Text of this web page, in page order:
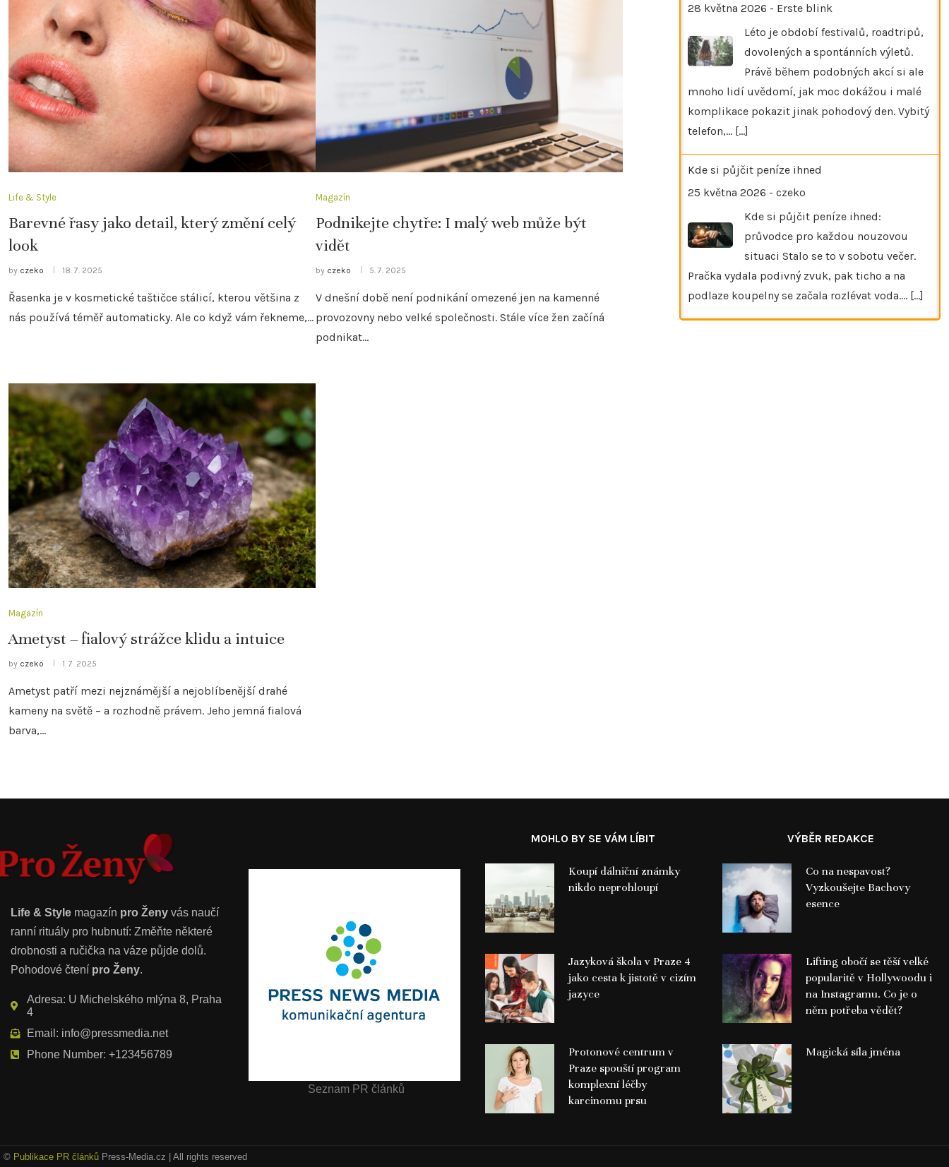
Life & Style
Barevné řasy jako detail, který změní celý
look
by czeko 18. 7. 2025
Řasenka je v kosmetické taštičce stálicí, kterou většina z
nás používá téměř automaticky. Ale co když vám řekneme,…
Magazín
Podnikejte chytře: I malý web může být
vidět
by czeko 5. 7. 2025
V dnešní době není podnikání omezené jen na kamenné
provozovny nebo velké společnosti. Stále více žen začíná
podnikat…
Magazín
Ametyst – fialový strážce klidu a intuice
by czeko 1. 7. 2025
Ametyst patří mezi nejznámější a nejoblíbenější drahé
kameny na světě – a rozhodně právem. Jeho jemná fialová
barva,…
28 května 2026 - Erste blink
Léto je období festivalů, roadtripů,
dovolených a spontánních výletů.
Právě během podobných akcí si ale
mnoho lidí uvědomí, jak moc dokážou i malé
komplikace pokazit jinak pohodový den. Vybitý
telefon,… [...]
Kde si půjčit peníze ihned
25 května 2026 - czeko
Kde si půjčit peníze ihned:
průvodce pro každou nouzovou
situaci Stalo se to v sobotu večer.
Pračka vydala podivný zvuk, pak ticho a na
podlaze koupelny se začala rozlévat voda.… [...]
Life & Style magazín pro Ženy vás naučí
ranní rituály pro hubnutí: Změňte některé
drobnosti a ručička na váze půjde dolů.
Pohodové čtení pro Ženy.
Adresa: U Michelského mlýna 8, Praha
4
Email: info@pressmedia.net
Phone Number: +123456789
Seznam PR článků
MOHLO BY SE VÁM LÍBIT
Koupí dálniční známky
nikdo neprohloupí
Jazyková škola v Praze 4
jako cesta k jistotě v cizím
jazyce
Protonové centrum v
Praze spouští program
komplexní léčby
karcinomu prsu
VÝBĚR REDAKCE
Co na nespavost?
Vyzkoušejte Bachovy
esence
Lifting obočí se těší velké
popularitě v Hollywoodu i
na Instagramu. Co je o
něm potřeba vědět?
Magická síla jména
© Publikace PR článků Press-Media.cz | All rights reserved